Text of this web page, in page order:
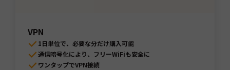
VPN
1日単位で、必要な分だけ購入可能
通信暗号化により、フリーWiFiも安全に
ワンタップでVPN接続